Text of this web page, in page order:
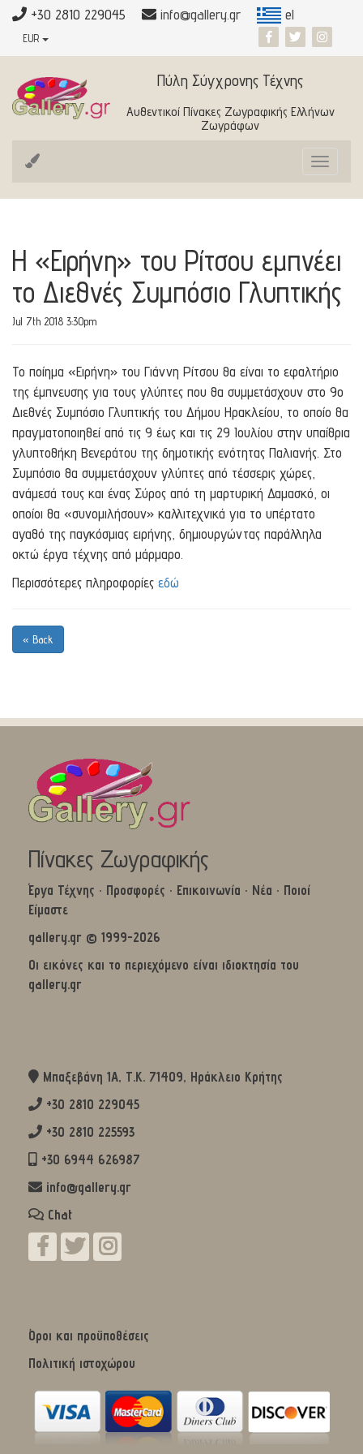
+30 2810 229045 info@gallery.gr el
EUR
Πύλη Σύγχρονης Τέχνης
Αυθεντικοί Πίνακες Ζωγραφικής Ελλήνων
Ζωγράφων
Toggle
Η «Ειρήνη» του Ρίτσου εμπνέει
το Διεθνές Συμπόσιο Γλυπτικής
Jul 7th 2018 3:30pm
Το ποίημα «Ειρήνη» του Γιάννη Ρίτσου θα είναι το εφαλτήριο
της έμπνευσης για τους γλύπτες που θα συμμετάσχουν στο 9ο
Διεθνές Συμπόσιο Γλυπτικής του Δήμου Ηρακλείου, το οποίο θα
πραγματοποιηθεί από τις 9 έως και τις 29 Ιουλίου στην υπαίθρια
γλυπτοθήκη Βενεράτου της δημοτικής ενότητας Παλιανής. Στο
Συμπόσιο θα συμμετάσχουν γλύπτες από τέσσερις χώρες,
ανάμεσά τους και ένας Σύρος από τη μαρτυρική Δαμασκό, οι
οποίοι θα «συνομιλήσουν» καλλιτεχνικά για το υπέρτατο
αγαθό της παγκόσμιας ειρήνης, δημιουργώντας παράλληλα
οκτώ έργα τέχνης από μάρμαρο.
Περισσότερες πληροφορίες εδώ
« Back
Πίνακες Ζωγραφικής
Έργα Τέχνης · Προσφορές · Επικοινωνία · Νέα · Ποιοί
Είμαστε
gallery.gr © 1999-2026
Οι εικόνες και το περιεχόμενο είναι ιδιοκτησία του
gallery.gr
Μπαξεβάνη 1Α, Τ.Κ. 71409, Ηράκλειο Κρήτης
+30 2810 229045
+30 2810 225593
+30 6944 626987
info@gallery.gr
Chat
Όροι και προϋποθέσεις
Πολιτική ιστοχώρου